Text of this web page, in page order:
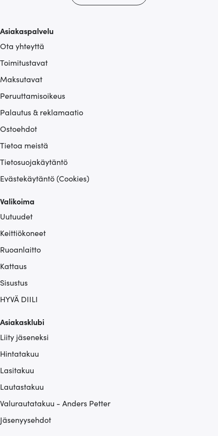
tietoja muihin tietoihin, joita olet antanut heille tai joita on
Asiakaspalvelu
Ota yhteyttä
Toimitustavat
Maksutavat
Peruuttamisoikeus
Palautus & reklamaatio
Ostoehdot
Tietoa meistä
Tietosuojakäytäntö
Evästekäytäntö (Cookies)
Valikoima
Uutuudet
Keittiökoneet
Ruoanlaitto
Kattaus
Sisustus
HYVÄ DIILI
Asiakasklubi
Liity jäseneksi
Hintatakuu
Lasitakuu
Lautastakuu
Valurautatakuu - Anders Petter
Jäsenyysehdot